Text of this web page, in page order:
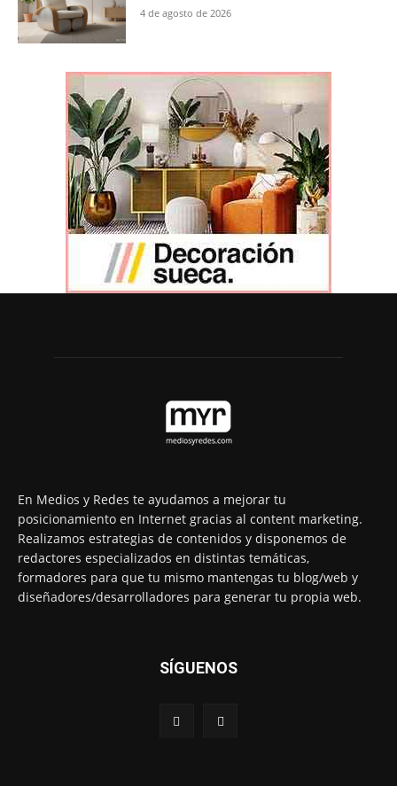
4 de agosto de 2026
En Medios y Redes te ayudamos a mejorar tu
posicionamiento en Internet gracias al content marketing.
Realizamos estrategias de contenidos y disponemos de
redactores especializados en distintas temáticas,
formadores para que tu mismo mantengas tu blog/web y
diseñadores/desarrolladores para generar tu propia web.
SÍGUENOS